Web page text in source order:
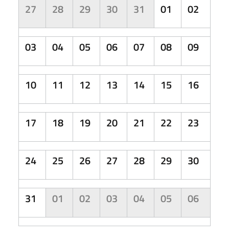
27 28 29 30 31 01 02
03 04 05 06 07 08 09
10 11 12 13 14 15 16
17 18 19 20 21 22 23
24 25 26 27 28 29 30
31 01 02 03 04 05 06